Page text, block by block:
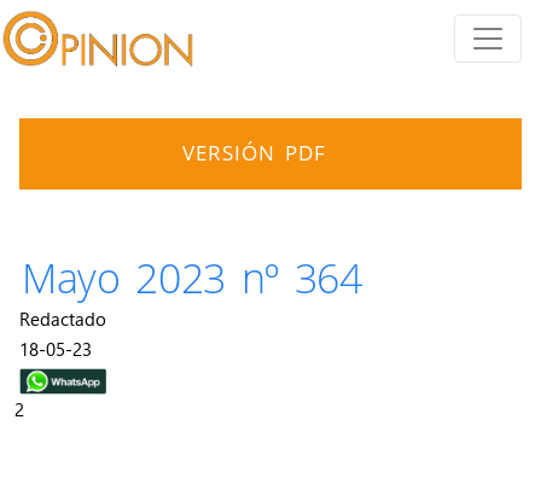
VERSIÓN PDF
Mayo 2023 nº 364
Redactado
18-05-23
2